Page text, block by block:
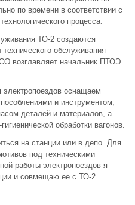
по времени в соответствии с
процесса.
ТО-2 создаются
обслуживания
возглавляет начальник ПТОЭ
электропоездов оснащаем
и инструментом,
деталей и материалов, а
обработки вагонов.
на станции или в депо. Для
под техническими
работы электропоездов я
и совмещаю ее с ТО-2.